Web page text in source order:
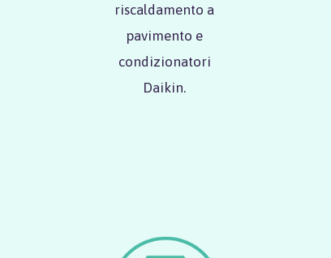
riscaldamento a
pavimento e
condizionatori
Daikin.